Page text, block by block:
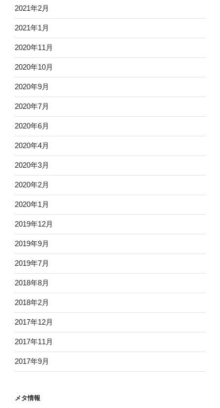
2021年2月
2021年1月
2020年11月
2020年10月
2020年9月
2020年7月
2020年6月
2020年4月
2020年3月
2020年2月
2020年1月
2019年12月
2019年9月
2019年7月
2018年8月
2018年2月
2017年12月
2017年11月
2017年9月
メタ情報